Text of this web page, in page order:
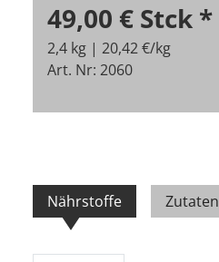
49,00 € Stck *
2,4 kg | 20,42 €/kg
Art. Nr: 2060
Nährstoffe Zutaten